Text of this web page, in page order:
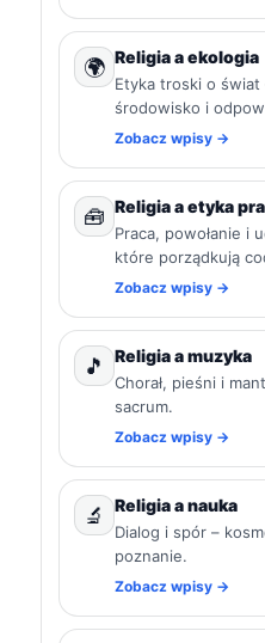
🌍 Religia a ekologia
Etyka troski o
środowisko i
Zobacz wpisy →
🧰 Religia a etyka
Praca, powołanie i
które porządkują
Zobacz wpisy →
🎵 Religia a muzyka
Chorał, pieśni i
sacrum.
Zobacz wpisy →
🔬 Religia a nauka
Dialog i spór –
poznanie.
Zobacz wpisy →